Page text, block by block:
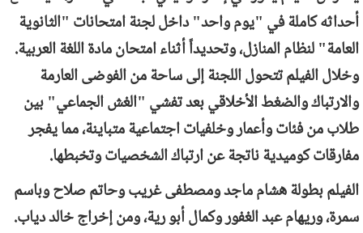
أحداثه كاملة في "يوم واحد" داخل لجنة امتحانات "الثانوية
العامة" لنظام المنازل، وتحديداً أثناء امتحان مادة اللغة العربية.
وخلال الفيلم تتحول اللجنة إلى ساحة من الفوضى العارمة
والارتباك والضغط الأخلاقي بعد تفشي "الغش الجماعي" بين
طلاب من فئات وأعمار وخلفيات اجتماعية متباينة، مما يفجر
مفارقات كوميدية ناتجة عن ارتباك الشخصيات وتخبطها.
الفيلم بطولة هشام ماجد ومصطفى غريب وحاتم صلاح وباسم
سمرة، وريهام عبد الغفور وكمال أبو رية، ومن إخراج خالد دياب.